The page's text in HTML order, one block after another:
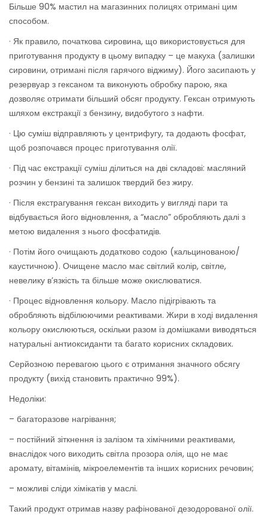
Більше 90% мастил на магазинних полицях отримані цим
способом.
· Як правило, початкова сировина, що використовується для
приготування продукту в цьому випадку – це макуха (залишки
сировини, отримані після гарячого віджиму). Його засипають у
резервуар з гексаном та виконують обробку парою, яка
дозволяє отримати більший обсяг продукту. Гексан отримують
шляхом екстракції з бензину, видобутого з нафти.
· Цю суміш відправляють у центрифугу, та додають фосфат,
щоб розпочався процес приготування олії.
· Під час екстракції суміш ділиться на дві складові: масляний
розчин у бензині та залишок твердий без жиру.
· Після екстрагування гексан виходить у вигляді пари та
відбувається його відновлення, а “масло” обробляють далі з
метою видалення з нього фосфатидів.
· Потім його очищають додатково содою (кальцинованою/
каустичною). Очищене масло має світлий колір, світле,
невелику в’язкість та більше може окислюватися.
· Процес відновлення кольору. Масло підігрівають та
обробляють відбілюючими реактивами. Жири в ході видалення
кольору окислюються, оскільки разом із домішками виводяться
натуральні антиоксиданти та багато корисних складових.
Серйозною перевагою цього є отримання значного обсягу
продукту (вихід становить практично 99%).
Недоліки:
– багаторазове нагрівання;
– постійний зіткнення із залізом та хімічними реактивами,
внаслідок чого виходить світла прозора олія, що не має
аромату, вітамінів, мікроелементів та інших корисних речовин;
– можливі сліди хімікатів у маслі.
Такий продукт отримав назву рафінованої дезодорованої олії.